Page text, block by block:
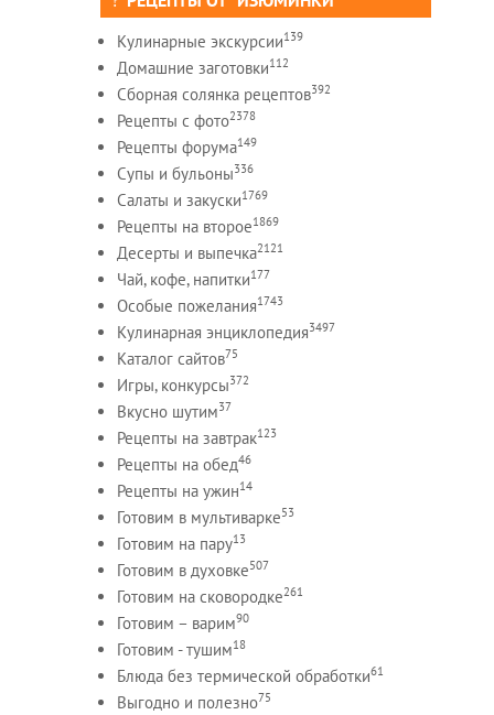
Кулинарные экскурсии139
Домашние заготовки112
Сборная солянка рецептов392
Рецепты c фото2378
Рецепты форума149
Супы и бульоны336
Салаты и закуски1769
Рецепты на второе1869
Десерты и выпечка2121
Чай, кофе, напитки177
Особые пожелания1743
Кулинарная энциклопедия3497
Каталог сайтов75
Игры, конкурсы372
Вкусно шутим37
Рецепты на завтрак123
Рецепты на обед46
Рецепты на ужин14
Готовим в мультиварке53
Готовим на пару13
Готовим в духовке507
Готовим на сковородке261
Готовим – варим90
Готовим - тушим18
Блюда без термической обработки61
Выгодно и полезно75